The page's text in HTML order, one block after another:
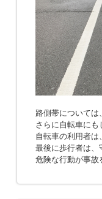
路側帯については
さらに自転車にも
自転車の利用者
最後に歩行者は、
危険な行動が事故